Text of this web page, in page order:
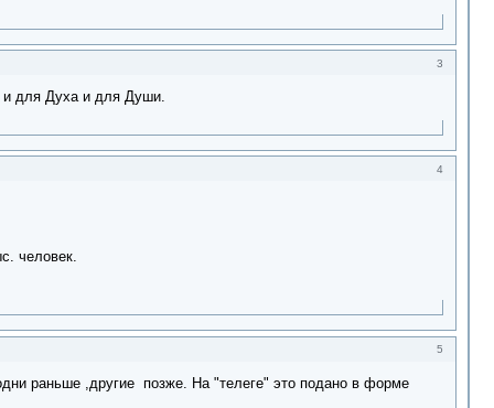
3
и для Духа и для Души.
4
человек.
5
раньше ,другие позже. На "телеге" это подано в форме